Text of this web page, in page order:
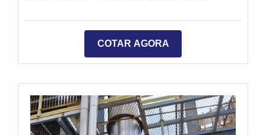
máquinas, equipamentos e até mesmo produtos
COTAR AGORA